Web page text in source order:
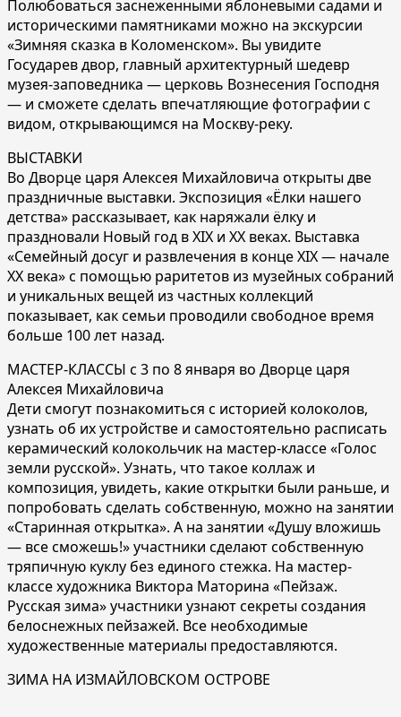
Полюбоваться заснеженными яблоневыми садами и
историческими памятниками можно на экскурсии
«Зимняя сказка в Коломенском». Вы увидите
Государев двор, главный архитектурный шедевр
музея-заповедника — церковь Вознесения Господня
— и сможете сделать впечатляющие фотографии с
видом, открывающимся на Москву-реку.
ВЫСТАВКИ
Во Дворце царя Алексея Михайловича открыты две
праздничные выставки. Экспозиция «Ёлки нашего
детства» рассказывает, как наряжали ёлку и
праздновали Новый год в XIX и XX веках. Выставка
«Семейный досуг и развлечения в конце XIX — начале
ХX века» с помощью раритетов из музейных собраний
и уникальных вещей из частных коллекций
показывает, как семьи проводили свободное время
больше 100 лет назад.
МАСТЕР-КЛАССЫ с 3 по 8 января во Дворце царя
Алексея Михайловича
Дети смогут познакомиться с историей колоколов,
узнать об их устройстве и самостоятельно расписать
керамический колокольчик на мастер-классе «Голос
земли русской». Узнать, что такое коллаж и
композиция, увидеть, какие открытки были раньше, и
попробовать сделать собственную, можно на занятии
«Старинная открытка». А на занятии «Душу вложишь
— все сможешь!» участники сделают собственную
тряпичную куклу без единого стежка. На мастер-
классе художника Виктора Маторина «Пейзаж.
Русская зима» участники узнают секреты создания
белоснежных пейзажей. Все необходимые
художественные материалы предоставляются.
ЗИМА НА ИЗМАЙЛОВСКОМ ОСТРОВЕ